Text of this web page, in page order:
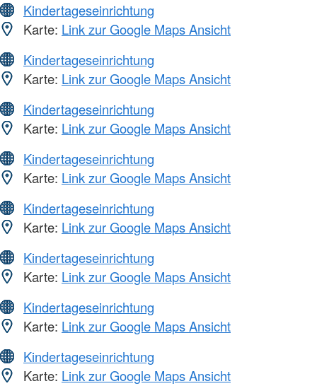
Kindertageseinrichtung
Karte: Link zur Google Maps Ansicht
Kindertageseinrichtung
Karte: Link zur Google Maps Ansicht
Kindertageseinrichtung
Karte: Link zur Google Maps Ansicht
Kindertageseinrichtung
Karte: Link zur Google Maps Ansicht
Kindertageseinrichtung
Karte: Link zur Google Maps Ansicht
Kindertageseinrichtung
Karte: Link zur Google Maps Ansicht
Kindertageseinrichtung
Karte: Link zur Google Maps Ansicht
Kindertageseinrichtung
Karte: Link zur Google Maps Ansicht